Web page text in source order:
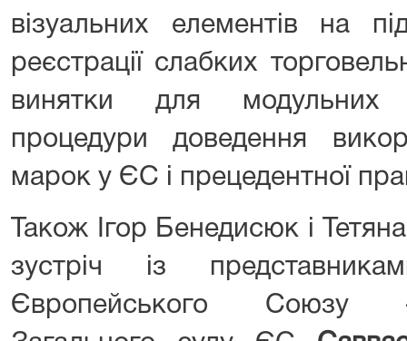
візуальних елементів на
реєстрації слабких
винятки для модульних
процедури доведення
марок у ЄС і прецедентної
Також Ігор Бенедисюк і
зустріч із
Європейського Союзу